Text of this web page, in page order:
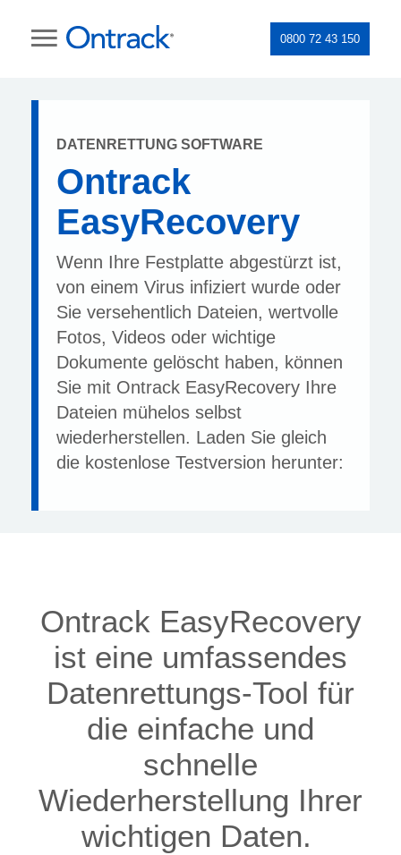
0800 72 43 150
DATENRETTUNG SOFTWARE
Ontrack
EasyRecovery
Wenn Ihre Festplatte abgestürzt ist,
von einem Virus infiziert wurde oder
Sie versehentlich Dateien, wertvolle
Fotos, Videos oder wichtige
Dokumente gelöscht haben, können
Sie mit Ontrack EasyRecovery Ihre
Dateien mühelos selbst
wiederherstellen. Laden Sie gleich
die kostenlose Testversion herunter:
Ontrack EasyRecovery
ist eine umfassendes
Datenrettungs-Tool für
die einfache und
schnelle
Wiederherstellung Ihrer
wichtigen Daten.